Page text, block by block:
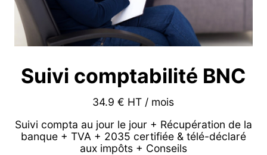
Suivi comptabilité BNC
34.9 € HT / mois
Suivi compta au jour le jour + Récupération de la
banque + TVA + 2035 certifiée & télé-déclaré
aux impôts + Conseils